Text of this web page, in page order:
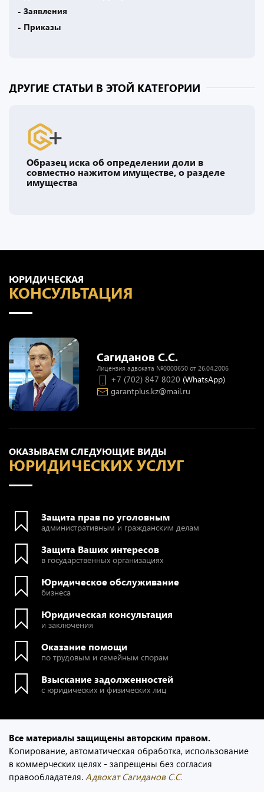
- Заявления
- Приказы
ДРУГИЕ СТАТЬИ В ЭТОЙ КАТЕГОРИИ
Образец иска об определении доли в
совместно нажитом имуществе, о разделе
имущества
ОКАЗЫВАЕМ СЛЕДУЮЩИЕ ВИДЫ
ЮРИДИЧЕСКИХ УСЛУГ
Защита прав по уголовным
административным и гражданским делам
Защита Ваших интересов
в государственных организациях
Юридическое обслуживание
бизнеса
Юридическая консультация
и заключения
Оказание помощи
по трудовым и семейным спорам
Взыскание задолженностей
с юридических и физических лиц
ЮРИДИЧЕСКАЯ
КОНСУЛЬТАЦИЯ
Сагиданов С.С.
Лицензия адвоката №0000650 от 26.04.2006
+7 (702) 847 8020 (WhatsApp)
garantplus.kz@mail.ru
Все материалы защищены авторским правом.
Копирование, автоматическая обработка, использование
в коммерческих целях - запрещены без согласия
правообладателя. Адвокат Сагиданов С.С.